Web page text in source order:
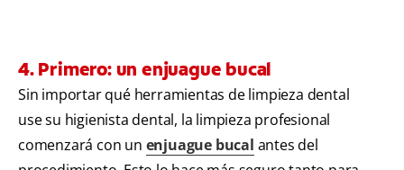
4. Primero: un enjuague bucal
Sin importar qué herramientas de limpieza dental
use su higienista dental, la limpieza profesional
comenzará con un enjuague bucal antes del